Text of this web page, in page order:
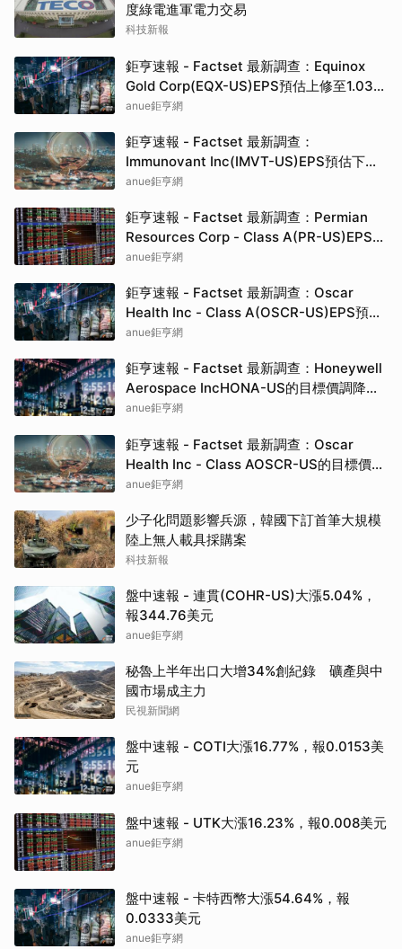
度綠電進軍電力交易
科技新報
鉅亨速報 - Factset 最新調查：Equinox
Gold Corp(EQX-US)EPS預估上修至1.03
元，預估目標價為16.03元
anue鉅亨網
鉅亨速報 - Factset 最新調查：
Immunovant Inc(IMVT-US)EPS預估下修
至-2.7元，預估目標價為48.50元
anue鉅亨網
鉅亨速報 - Factset 最新調查：Permian
Resources Corp - Class A(PR-US)EPS預
估上修至1.7元，預估目標價為25.00元
anue鉅亨網
鉅亨速報 - Factset 最新調查：Oscar
Health Inc - Class A(OSCR-US)EPS預估
上修至1.13元，預估目標價為25.00元
anue鉅亨網
鉅亨速報 - Factset 最新調查：Honeywell
Aerospace IncHONA-US的目標價調降至
235元，幅度約6%
anue鉅亨網
鉅亨速報 - Factset 最新調查：Oscar
Health Inc - Class AOSCR-US的目標價調
升至25元，幅度約13.64%
anue鉅亨網
少子化問題影響兵源，韓國下訂首筆大規模
陸上無人載具採購案
科技新報
盤中速報 - 連貫(COHR-US)大漲5.04%，
報344.76美元
anue鉅亨網
秘魯上半年出口大增34%創紀錄 礦產與中
國市場成主力
民視新聞網
盤中速報 - COTI大漲16.77%，報0.0153美
元
anue鉅亨網
盤中速報 - UTK大漲16.23%，報0.008美元
anue鉅亨網
盤中速報 - 卡特西幣大漲54.64%，報
0.0333美元
anue鉅亨網